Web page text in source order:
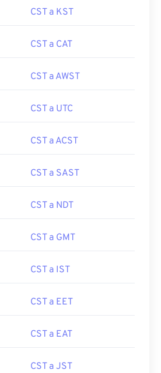
CST a KST
CST a CAT
CST a AWST
CST a UTC
CST a ACST
CST a SAST
CST a NDT
CST a GMT
CST a IST
CST a EET
CST a EAT
CST a JST